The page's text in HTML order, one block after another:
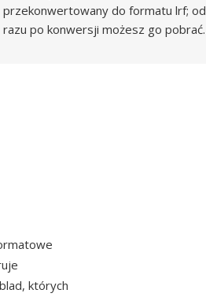
przekonwertowany do formatu lrf; od
razu po konwersji możesz go pobrać.
których